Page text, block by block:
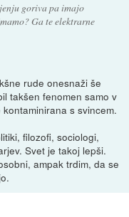
goriva pa imajo
Ga te elektrarne
rude onesnaži še
takšen fenomen samo v
s svincem.
filozofi, sociologi,
Svet je takoj lepši.
ampak trdim, da se